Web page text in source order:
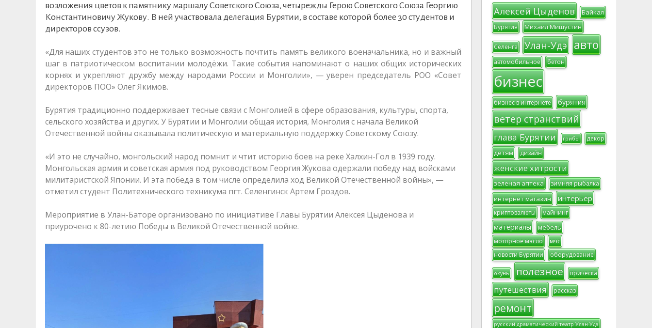
возложения цветов к памятнику маршалу Советского Союза, четырежды Герою Советского Союза Георгию
Константиновичу Жукову. В ней участвовала делегация Бурятии, в составе которой более 30 студентов и
директоров ссузов.
«Для наших студентов это не только возможность почтить память великого военачальника, но и важный
шаг в патриотическом воспитании молодёжи. Такие события напоминают о наших общих исторических
корнях и укрепляют дружбу между народами России и Монголии», — уверен председатель РОО «Совет
директоров ПОО» Олег Якимов.
Бурятия традиционно поддерживает тесные связи с Монголией в сфере образования, культуры, спорта,
сельского хозяйства и других. У Бурятии и Монголии общая история, Монголия с начала Великой
Отечественной войны оказывала политическую и материальную поддержку Советскому Союзу.
«И это не случайно, монгольский народ помнит и чтит историю боев на реке Халхин-Гол в 1939 году.
Монгольская армия и советская армия под руководством Георгия Жукова одержали победу над войсками
милитаристской Японии. И эта победа в том числе определила ход Великой Отечественной войны», —
отметил студент Политехнического техникума пгт. Селенгинск Артем Гроздов.
Мероприятие в Улан-Баторе организовано по инициативе Главы Бурятии Алексея Цыденова и
приурочено к 80-летию Победы в Великой Отечественной войне.
Алексей Цыденов Байкал
Бурятия Михаил Мишустин
Селенга Улан-Удэ авто
автомобильное бетон
бизнес
бизнес в интернете бурятия
ветер странствий
глава Бурятии грибы декор
детям дизайн
женские хитрости
зеленая аптека зимняя рыбалка
интернет магазин интерьер
криптовалюты майнинг
материалы мебель
моторное масло
мчс
новости Бурятии
оборудование
окунь полезное прическа
путешествия рассказ
ремонт
русский драматический театр Улан-Удэ